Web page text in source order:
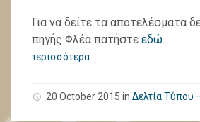
Για να δείτε τα αποτελέσματα
πηγής Φλέα πατήστε εδώ.
περισσότερα
20 October 2015 in Δελτία Τύπου